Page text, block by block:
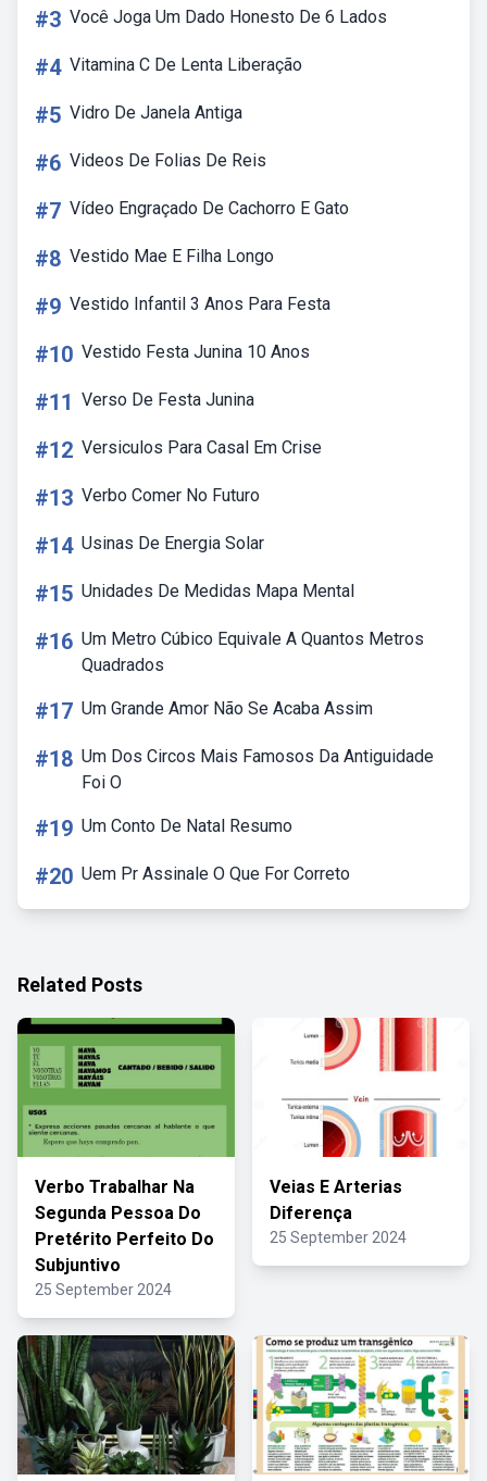
#3 Você Joga Um Dado Honesto De 6 Lados
#4 Vitamina C De Lenta Liberação
#5 Vidro De Janela Antiga
#6 Videos De Folias De Reis
#7 Vídeo Engraçado De Cachorro E Gato
#8 Vestido Mae E Filha Longo
#9 Vestido Infantil 3 Anos Para Festa
#10 Vestido Festa Junina 10 Anos
#11 Verso De Festa Junina
#12 Versiculos Para Casal Em Crise
#13 Verbo Comer No Futuro
#14 Usinas De Energia Solar
#15 Unidades De Medidas Mapa Mental
#16 Um Metro Cúbico Equivale A Quantos Metros
Quadrados
#17 Um Grande Amor Não Se Acaba Assim
#18 Um Dos Circos Mais Famosos Da Antiguidade
Foi O
#19 Um Conto De Natal Resumo
#20 Uem Pr Assinale O Que For Correto
Related Posts
Verbo Trabalhar Na
Segunda Pessoa Do
Pretérito Perfeito Do
Subjuntivo
25 September 2024
Veias E Arterias
Diferença
25 September 2024